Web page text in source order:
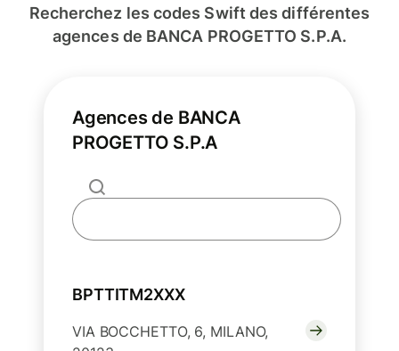
Recherchez les codes Swift des différentes
agences de BANCA PROGETTO S.P.A.
Agences de BANCA
PROGETTO S.P.A
BPTTITM2XXX
VIA BOCCHETTO, 6, MILANO,